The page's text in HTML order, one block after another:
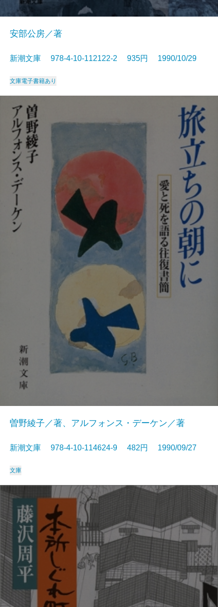
安部公房／著
新潮文庫 978-4-10-112122-2 935円 1990/10/29
文庫電子書籍あり
曽野綾子／著、アルフォンス・デーケン／著
新潮文庫 978-4-10-114624-9 482円 1990/09/27
文庫